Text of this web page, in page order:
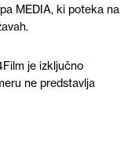
MEDIA, ki poteka na
je izključno
ne predstavlja